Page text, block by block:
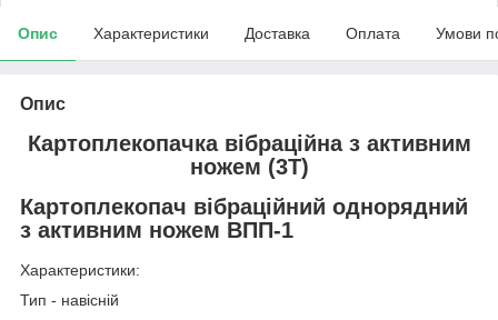
Опис Характеристики Доставка Оплата Умови
Опис
Картоплекопачка вібраційна з активним
ножем (3Т)
Картоплекопач вібраційний однорядний
з активним ножем ВПП-1
Характеристики:
Тип - навісній